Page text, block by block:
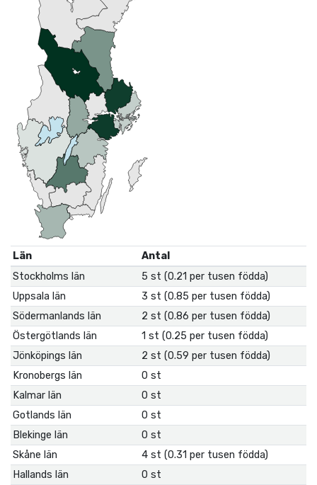
Län
Antal
Stockholms län
5 st (0.21 per tusen födda)
Uppsala län
3 st (0.85 per tusen födda)
Södermanlands län
2 st (0.86 per tusen födda)
Östergötlands län
1 st (0.25 per tusen födda)
Jönköpings län
2 st (0.59 per tusen födda)
Kronobergs län
0 st
Kalmar län
0 st
Gotlands län
0 st
Blekinge län
0 st
Skåne län
4 st (0.31 per tusen födda)
Hallands län
0 st